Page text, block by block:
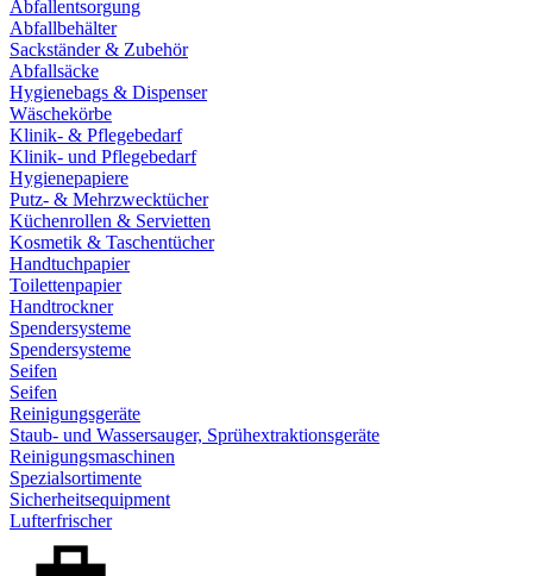
Abfallentsorgung
Abfallbehälter
Sackständer & Zubehör
Abfallsäcke
Hygienebags & Dispenser
Wäschekörbe
Klinik- & Pflegebedarf
Klinik- und Pflegebedarf
Hygienepapiere
Putz- & Mehrzwecktücher
Küchenrollen & Servietten
Kosmetik & Taschentücher
Handtuchpapier
Toilettenpapier
Handtrockner
Spendersysteme
Spendersysteme
Seifen
Seifen
Reinigungsgeräte
Staub- und Wassersauger, Sprühextraktionsgeräte
Reinigungsmaschinen
Spezialsortimente
Sicherheitsequipment
Lufterfrischer